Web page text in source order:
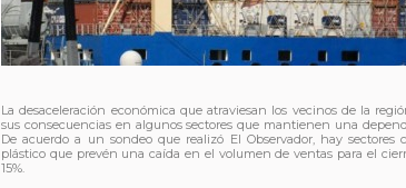
La desaceleración económica que atraviesan los vecinos de la
sus consecuencias en algunos sectores que mantienen una
De acuerdo a un sondeo que realizó El Observador, hay
plástico que prevén una caída en el volumen de ventas para el
15%.